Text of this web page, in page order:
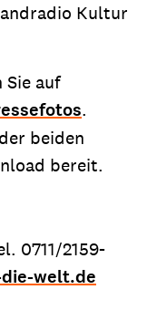
Kultur
auf
.
beiden
bereit.
0711/2159-
welt.de